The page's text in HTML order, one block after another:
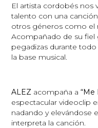
El artista cordobés nos
talento con una
otros géneros como el
Acompañado de su fiel
pegadizas durante
la base musical.
ALEZ acompaña a“Me
espectacular videoclip
nadando y elevándose
interpreta la canción.